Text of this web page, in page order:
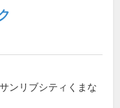
ンリブシティくまな